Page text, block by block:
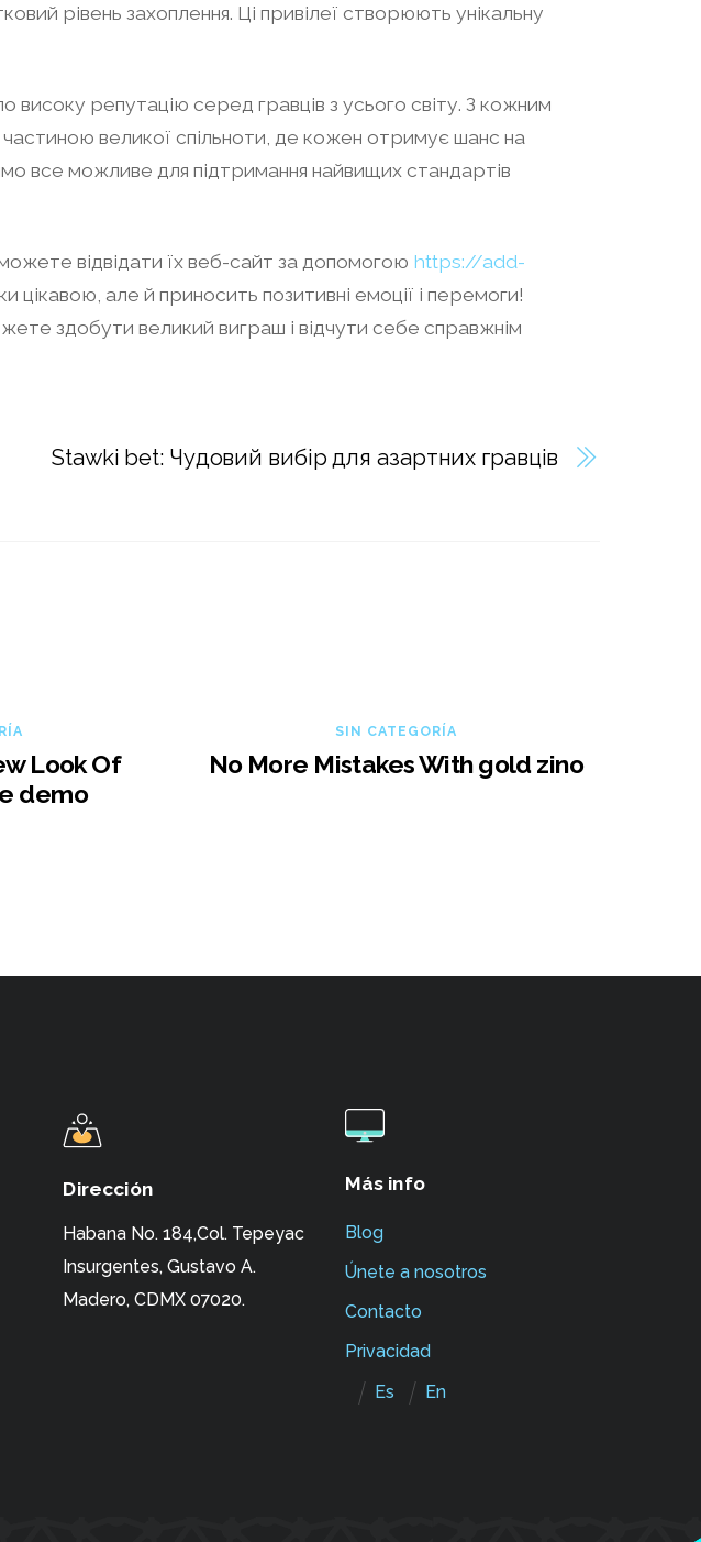
рівень захоплення. Ці привілеї створюють унікальну
репутацію серед гравців з усього світу. З кожним
великої спільноти, де кожен отримує шанс на
все можливе для підтримання найвищих стандартів
відвідати їх веб-сайт за допомогою https://add-
цікавою, але й приносить позитивні емоції і перемоги!
здобути великий виграш і відчути себе справжнім
Stawki bet: Чудовий вибір для азартних гравців
Look Of
demo
SIN CATEGORÍA
No More Mistakes With gold zino
Dirección
Habana No. 184,Col. Tepeyac
Insurgentes, Gustavo A.
Madero, CDMX 07020.
Más info
Blog
Únete a nosotros
Contacto
Privacidad
Es
En